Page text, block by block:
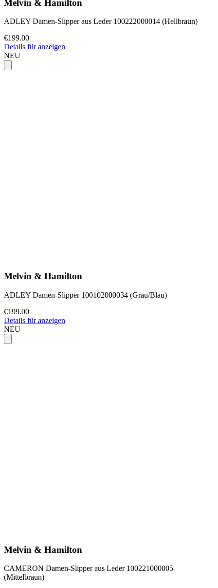
Melvin & Hamilton
ADLEY Damen-Slipper aus Leder 100222000014 (Hellbraun)
€199.00
Details für anzeigen
NEU
Melvin & Hamilton
ADLEY Damen-Slipper 100102000034 (Grau/Blau)
€199.00
Details für anzeigen
NEU
Melvin & Hamilton
CAMERON Damen-Slipper aus Leder 100221000005
(Mittelbraun)